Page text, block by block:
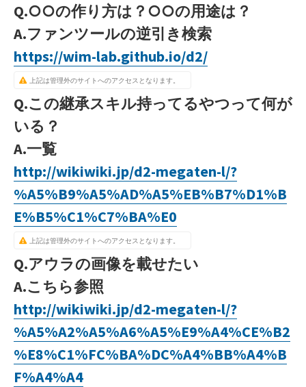
Q.○○の作り方は？○○の用途は？
A.ファンツールの逆引き検索
https://wim-lab.github.io/d2/
上記は管理外のサイトへのアクセスとなります。
Q.この継承スキル持ってるやつって何が
いる？
A.一覧
http://wikiwiki.jp/d2-megaten-l/?
%A5%B9%A5%AD%A5%EB%B7%D1%B
E%B5%C1%C7%BA%E0
上記は管理外のサイトへのアクセスとなります。
Q.アウラの画像を載せたい
A.こちら参照
http://wikiwiki.jp/d2-megaten-l/?
%A5%A2%A5%A6%A5%E9%A4%CE%B2
%E8%C1%FC%BA%DC%A4%BB%A4%B
F%A4%A4